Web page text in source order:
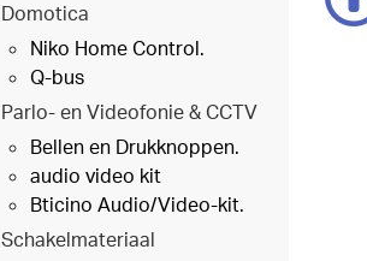
Domotica
Niko Home Control.
Q-bus
Parlo- en Videofonie & CCTV
Bellen en Drukknoppen.
audio video kit
Bticino Audio/Video-kit.
Schakelmateriaal